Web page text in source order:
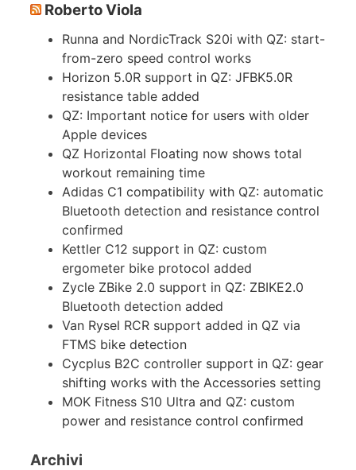
Roberto Viola
Runna and NordicTrack S20i with QZ: start-
from-zero speed control works
Horizon 5.0R support in QZ: JFBK5.0R
resistance table added
QZ: Important notice for users with older
Apple devices
QZ Horizontal Floating now shows total
workout remaining time
Adidas C1 compatibility with QZ: automatic
Bluetooth detection and resistance control
confirmed
Kettler C12 support in QZ: custom
ergometer bike protocol added
Zycle ZBike 2.0 support in QZ: ZBIKE2.0
Bluetooth detection added
Van Rysel RCR support added in QZ via
FTMS bike detection
Cycplus B2C controller support in QZ: gear
shifting works with the Accessories setting
MOK Fitness S10 Ultra and QZ: custom
power and resistance control confirmed
Archivi